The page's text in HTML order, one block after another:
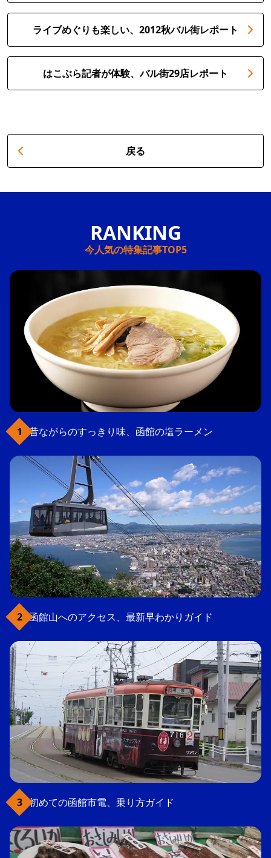
ライブめぐりも楽しい、2012秋バル街レポート
はこぶら記者が体験、バル街29店レポート
戻る
今人気の特集記事TOP5
昔ながらのすっきり味、函館の塩ラーメン
函館山へのアクセス、最新早わかりガイド
初めての函館市電、乗り方ガイド